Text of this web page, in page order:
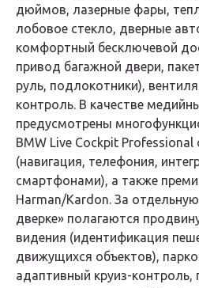
дюймов, лазерные фары,
лобовое стекло, дверные
комфортный бесключевой
привод багажной двери,
руль, подлокотники),
контроль. В качестве
предусмотрены
BMW Live Cockpit
(навигация, телефония,
смартфонами), а также
Harman/Kardon. За
дверке» полагаются
видения (идентификация
движущихся объектов),
адаптивный круиз-